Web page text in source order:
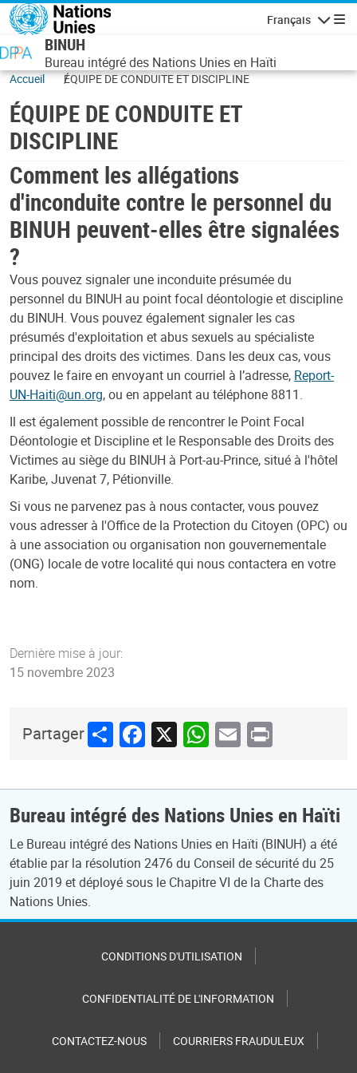
Aller au contenu principal
Français
BINUH
Bureau intégré des Nations Unies en Haïti
Accueil ÉQUIPE DE CONDUITE ET DISCIPLINE
ÉQUIPE DE CONDUITE ET
DISCIPLINE
Comment les allégations
d'inconduite contre le personnel du
BINUH peuvent-elles être signalées
?
Vous pouvez signaler une inconduite présumée du
personnel du BINUH au point focal déontologie et discipline
du BINUH. Vous pouvez également signaler les cas
présumés d'exploitation et abus sexuels au spécialiste
principal des droits des victimes. Dans les deux cas, vous
pouvez le faire en envoyant un courriel à l’adresse, Report-
UN-Haiti@un.org, ou en appelant au téléphone 8811.
Il est également possible de rencontrer le Point Focal
Déontologie et Discipline et le Responsable des Droits des
Victimes au siège du BINUH à Port-au-Prince, situé à l'hôtel
Karibe, Juvenat 7, Pétionville.
Si vous ne parvenez pas à nous contacter, vous pouvez
vous adresser à l'Office de la Protection du Citoyen (OPC) ou
à une association ou organisation non gouvernementale
(ONG) locale de votre localité qui nous contactera en votre
nom.
Dernière mise à jour:
15 novembre 2023
PartagerShareFacebook
X WhatsApp
Email
Print
Bureau intégré des Nations Unies en Haïti
Le Bureau intégré des Nations Unies en Haïti (BINUH) a été
établie par la résolution 2476 du Conseil de sécurité du 25
juin 2019 et déployé sous le Chapitre VI de la Charte des
Nations Unies.
CONDITIONS D'UTILISATION
CONFIDENTIALITÉ DE L'INFORMATION
CONTACTEZ-NOUS COURRIERS FRAUDULEUX